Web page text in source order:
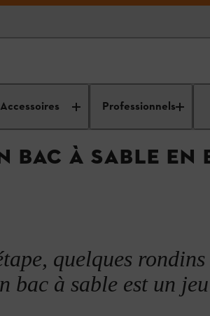
Accessoires Professionnels
bricolage en bois et DIY
Projets
meubles
BAC À SABLE EN
quelques
bac à sable est un jeu